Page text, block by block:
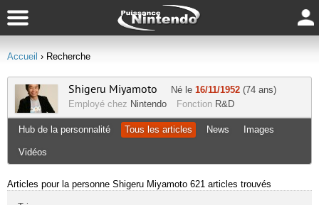
Accueil › Recherche
Shigeru Miyamoto Né le 16/11/1952 (74 ans)
Employé chez Nintendo Fonction R&D
Hub de la personnalité Tous les articles News Images
Vidéos
Articles pour la personne Shigeru Miyamoto 621 articles trouvés